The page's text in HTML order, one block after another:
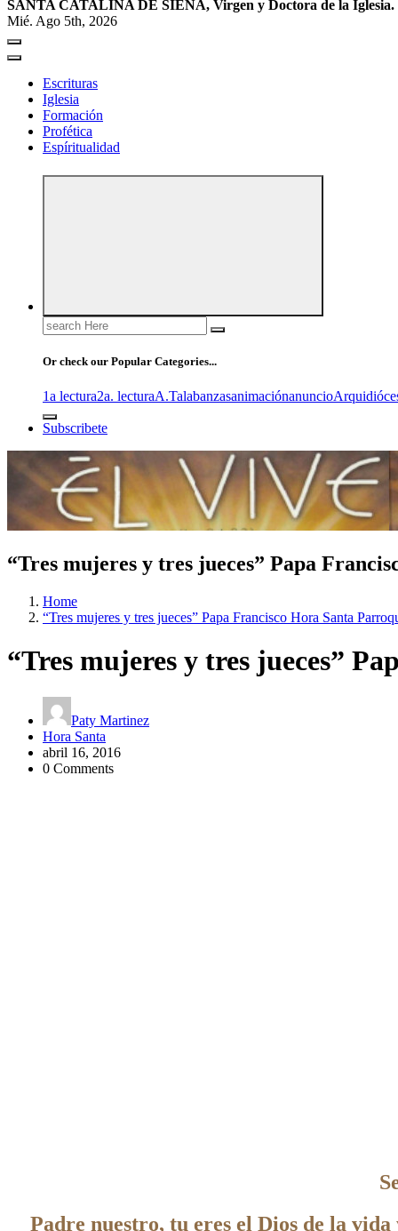
SANTA CATALINA DE SIENA, Virgen y Doctora de la Iglesia.
Mié. Ago 5th, 2026
Escrituras
Iglesia
Formación
Profética
Espíritualidad
Search
for:
Or check our Popular Categories...
1a lectura2a. lecturaA.Talabanzasanimaciónanuncio
Subscribete
“Tres mujeres y tres jueces” Papa
Home
“Tres mujeres y tres jueces” Papa Francisco Hora Santa
“Tres mujeres y tres jueces”
Paty Martinez
Hora Santa
abril 16, 2016
0 Comments
Padre nuestro, tu eres el Dios de la